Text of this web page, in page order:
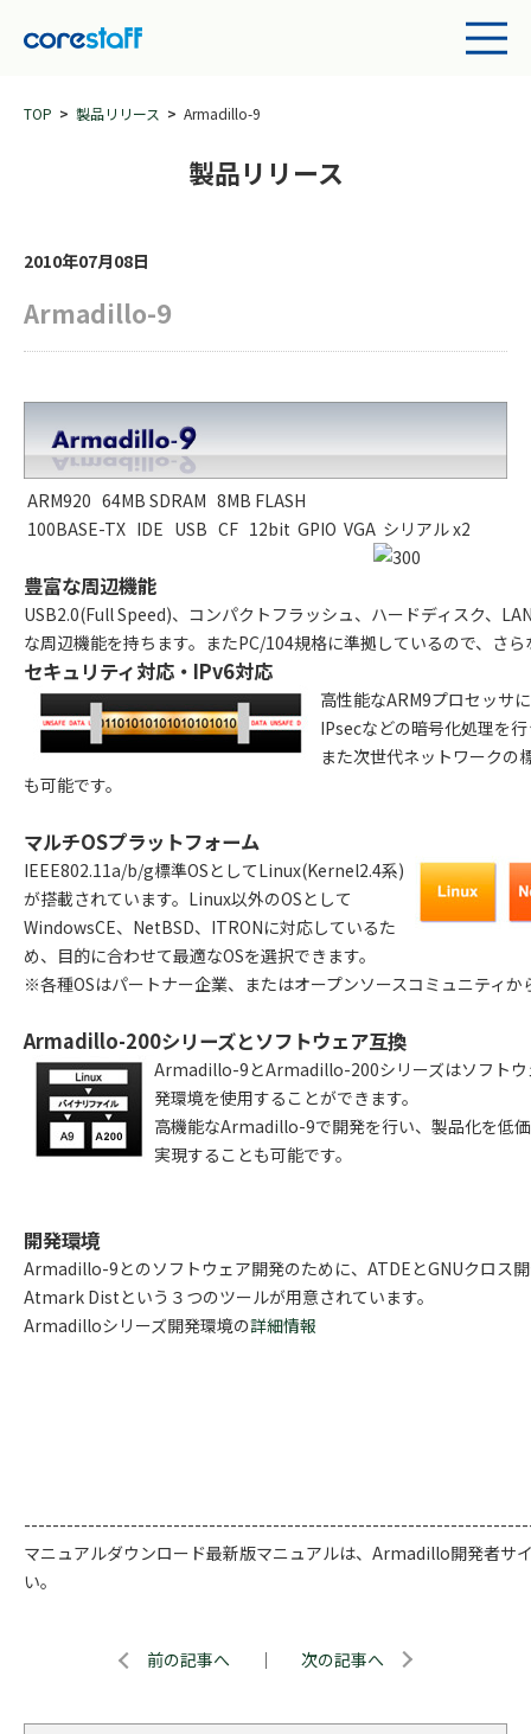
TOP 製品リリース Armadillo-9
製品リリース
2010年07月08日
Armadillo-9
ARM920 64MB SDRAM 8MB FLASH
100BASE-TX IDE USB CF 12bit GPIO VGA シリアル x2
豊富な周辺機能
USB2.0(Full Speed)、コンパクトフラッシュ、ハードディスク、
な周辺機能を持ちます。またPC/104規格に準拠しているので、さ
セキュリティ対応・IPv6対応
高性能なARM9プロセッサ
IPsecなどの暗号化処理を
また次世代ネットワークの
も可能です。
マルチOSプラットフォーム
IEEE802.11a/b/g標準OSとしてLinux(Kernel2.4系)
が搭載されています。Linux以外のOSとして
WindowsCE、NetBSD、ITRONに対応しているた
め、目的に合わせて最適なOSを選択できます。
※各種OSはパートナー企業、またはオープンソースコミュニティ
Armadillo-200シリーズとソフトウェア互換
Armadillo-9とArmadillo-200シリーズはソフトウ
発環境を使用することができます。
高機能なArmadillo-9で開発を行い、製品化を低
実現することも可能です。
開発環境
Armadillo-9とのソフトウェア開発のために、ATDEとGNUクロス
Atmark Distという３つのツールが用意されています。
Armadilloシリーズ開発環境の詳細情報
マニュアルダウンロード最新版マニュアルは、Armadillo開発者サ
い。
前の記事へ ｜ 次の記事へ